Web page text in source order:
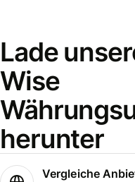
Lade
Wise
herunter
Vergleiche